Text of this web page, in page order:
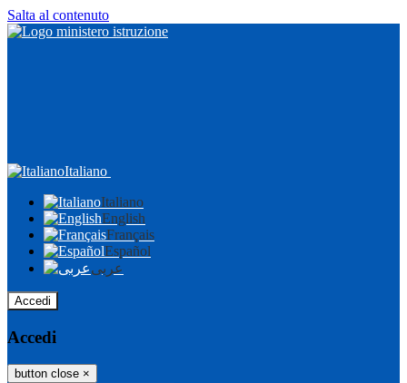
Salta al contenuto
Italiano
Italiano
English
Français
Español
عربى
Accedi
Accedi
button close ×